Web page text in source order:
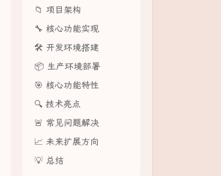
📁 项目架构
🔧 核心功能实现
🛠️ 开发环境搭建
📦 生产环境部署
🎯 核心功能特性
🔍 技术亮点
🚨 常见问题解决
📈 未来扩展方向
💡 总结